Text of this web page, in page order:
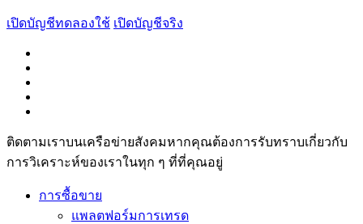
เปิดบัญชีทดลองใช้ เปิดบัญชีจริง
ติดตามเราบนเครือข่ายสังคมหากคุณต้องการรับทราบเกี่ยวกับ
การวิเ­คราะห์ของเราในทุก ๆ ที่ที่คุณอยู่
การซื้อขาย
แพลตฟอร์มการเทรด